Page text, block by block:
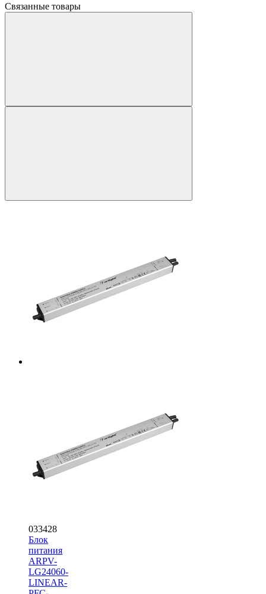
Связанные товары
033428
Блок
питания
ARPV-
LG24060-
LINEAR-